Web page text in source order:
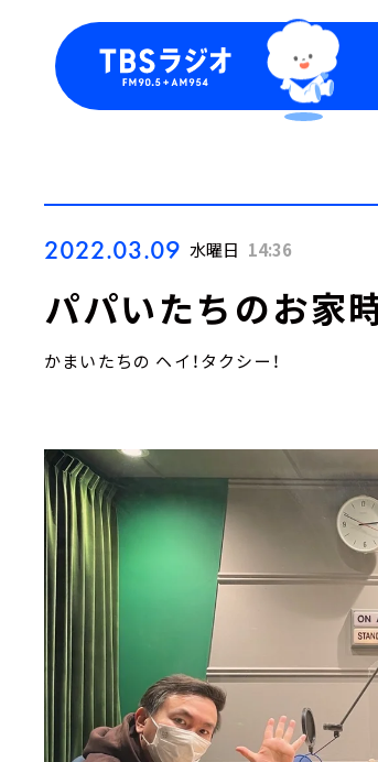
2022.03.09 水曜日 14:36
パパいたちのお家時
かまいたちの ヘイ！タクシー！